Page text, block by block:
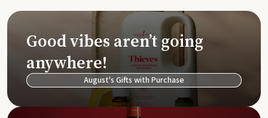
Good vibes aren’t going
anywhere!
August's Gifts with Purchase